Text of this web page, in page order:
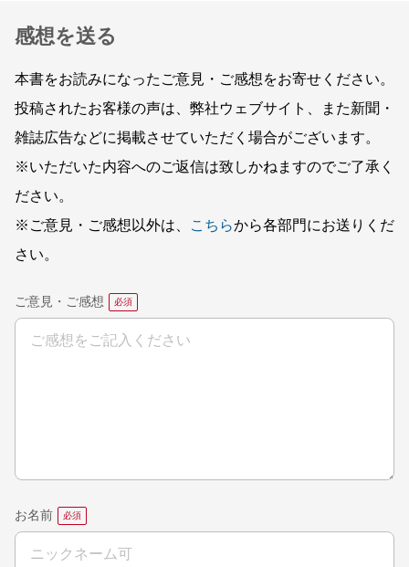
感想を送る
本書をお読みになったご意見・ご感想をお寄せください。
投稿されたお客様の声は、弊社ウェブサイト、また新聞・
雑誌広告などに掲載させていただく場合がございます。
※いただいた内容へのご返信は致しかねますのでご了承く
ださい。
※ご意見・ご感想以外は、
こちらから各部門にお送りくだ
さい。
ご意見・ご感想
お名前